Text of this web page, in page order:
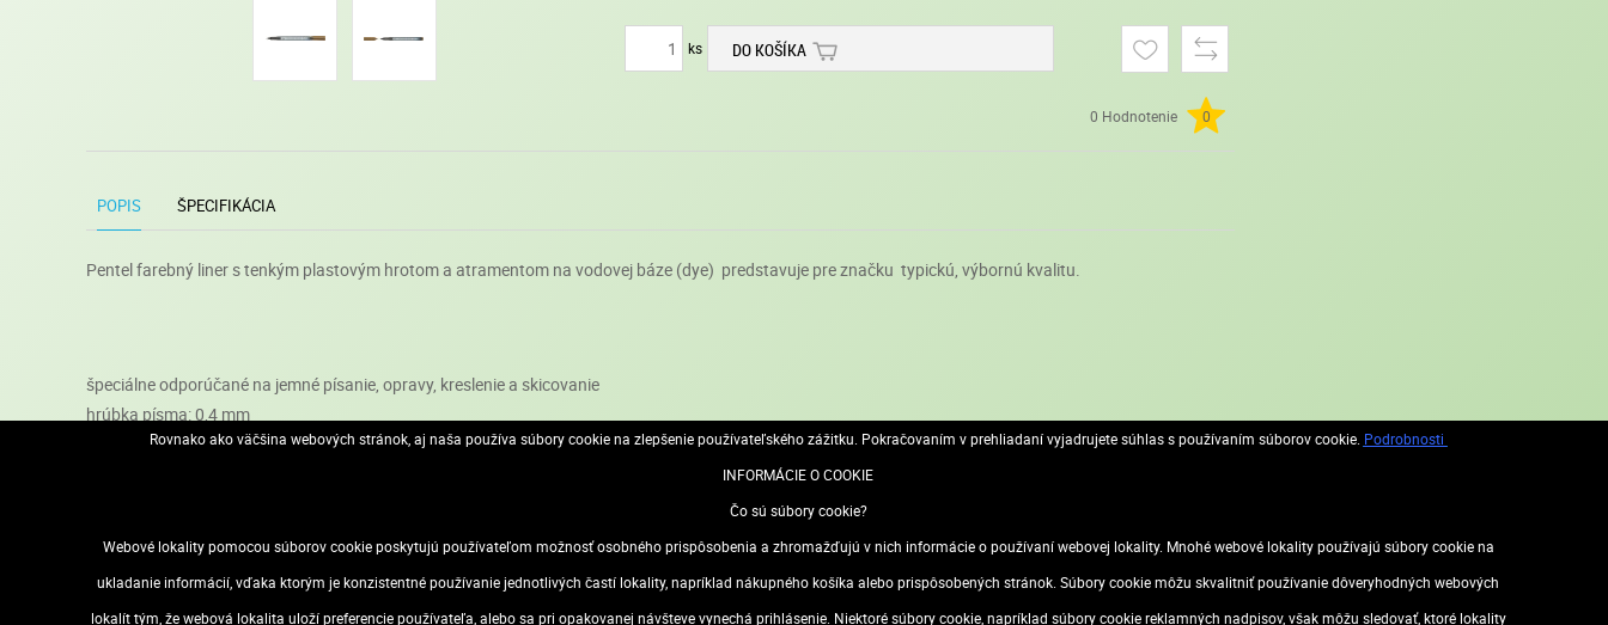
ks DO KOŠÍKA
0 Hodnotenie 0
POPIS ŠPECIFIKÁCIA
Pentel farebný liner s tenkým plastovým hrotom a atramentom na vodovej báze (dye) predstavuje pre značku typickú, výbornú kvalitu.
špeciálne odporúčané na jemné písanie, opravy, kreslenie a skicovanie
hrúbka písma: 0,4 mm
umožňuje presné a precízne vedenie línie
Rovnako ako väčšina webových stránok, aj naša používa súbory cookie na zlepšenie používateľského zážitku. Pokračovaním v prehliadaní vyjadrujete súhlas s používaním súborov cookie. Podrobnosti
INFORMÁCIE O COOKIE
Čo sú súbory cookie?
Webové lokality pomocou súborov cookie poskytujú používateľom možnosť osobného prispôsobenia a zhromažďujú v nich informácie o používaní webovej lokality. Mnohé webové lokality používajú súbory cookie na
ukladanie informácií, vďaka ktorým je konzistentné používanie jednotlivých častí lokality, napríklad nákupného košíka alebo prispôsobených stránok. Súbory cookie môžu skvalitniť používanie dôveryhodných webových
lokalít tým, že webová lokalita uloží preferencie používateľa, alebo sa pri opakovanej návšteve vynechá prihlásenie. Niektoré súbory cookie, napríklad súbory cookie reklamných nadpisov, však môžu sledovať, ktoré lokality